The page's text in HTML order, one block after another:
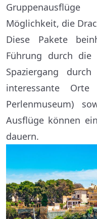
Möglichkeit, die
Diese Pakete
Führung durch die
Spaziergang
interessante
Perlenmuseum)
Ausflüge können
dauern.